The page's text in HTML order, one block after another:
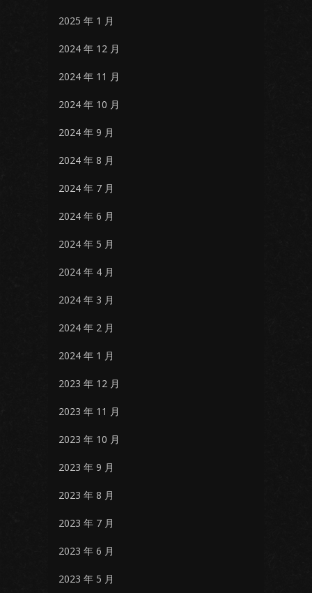
2025 年 1 月
2024 年 12 月
2024 年 11 月
2024 年 10 月
2024 年 9 月
2024 年 8 月
2024 年 7 月
2024 年 6 月
2024 年 5 月
2024 年 4 月
2024 年 3 月
2024 年 2 月
2024 年 1 月
2023 年 12 月
2023 年 11 月
2023 年 10 月
2023 年 9 月
2023 年 8 月
2023 年 7 月
2023 年 6 月
2023 年 5 月